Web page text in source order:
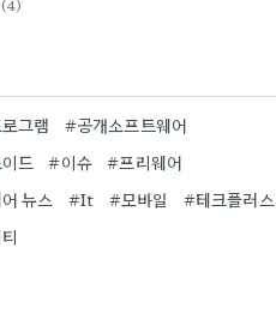
(4)
그램
#공개소프트웨어
드
#이슈
#프리웨어
뉴스
#It #모바일
#테크플러스